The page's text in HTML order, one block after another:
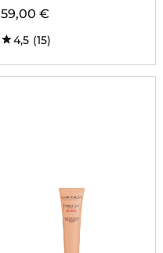
59,00 €
4,5 (15)